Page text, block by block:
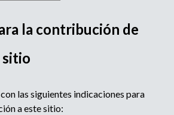
la contribución de
las siguientes indicaciones para
a este sitio: